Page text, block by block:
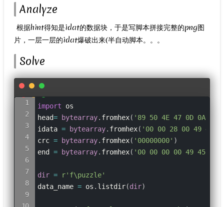
Analyze
​ 根据hint得知是idat的数据块，于是写脚本拼接完整的png图
片，一层一层的idat爆破出来(半自动脚本。。。
Solve
import
os
head= bytearray. fromhex( '89 50 4E 47 0D 0A
idata = bytearray. fromhex( '00 00 28 00 49 44
crc = bytearray. fromhex( '00000000' )
end = bytearray. fromhex( '00 00 00 00 49 45 4E
dir = r'f\puzzle'
data_name = os . listdir(dir)